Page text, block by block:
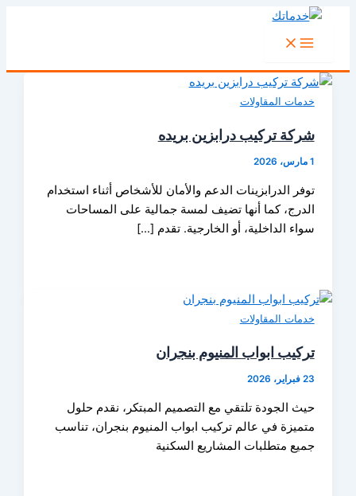
تخطي
خدمات المقاولات
شركة تركيب درابزين بريده
1 مارس، 2026
توفر الدرابزينات الدعم والأمان للأشخاص أثناء استخدام
الدرج، كما أنها تضيف لمسة جمالية على المساحات
سواء الداخلية، أو الخارجية. تقدم […]
خدمات المقاولات
تركيب ابواب المنيوم بنجران
23 فبراير، 2026
حيث الجودة تلتقي مع التصميم المبتكر، نقدم حلول
متميزة في عالم تركيب ابواب المنيوم بنجران، تناسب
جميع متطلبات المشاريع السكنية